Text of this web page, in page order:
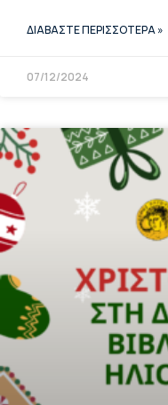
ΔΙΑΒΑΣΤΕ ΠΕΡΙΣΣΟΤΕΡΑ »
07/12/2024